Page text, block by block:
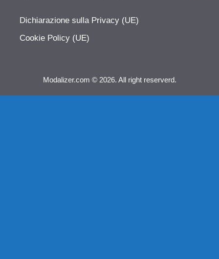
Dichiarazione sulla Privacy (UE)
Cookie Policy (UE)
Modalizer.com © 2026. All right reserverd.